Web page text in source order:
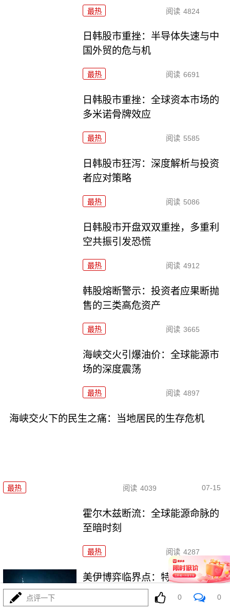
最热 阅读 4824
日韩股市重挫：半导体失速与中
国外贸的危与机
最热 阅读 6691
日韩股市重挫：全球资本市场的
多米诺骨牌效应
最热 阅读 5585
日韩股市狂泻：深度解析与投资
者应对策略
最热 阅读 5086
日韩股市开盘双双重挫，多重利
空共振引发恐慌
最热 阅读 4912
韩股熔断警示：投资者应果断抛
售的三类高危资产
最热 阅读 3665
海峡交火引爆油价：全球能源市
场的深度震荡
最热 阅读 4897
海峡交火下的民生之痛：当地居民的生存危机
最热 阅读 4039 07-15
霍尔木兹断流：全球能源命脉的
至暗时刻
最热 阅读 4287
美伊博弈临界点：特朗普威胁摧
毁伊朗基建
点评一下 0 0